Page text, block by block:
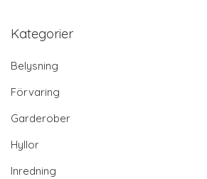
Kategorier
Belysning
Förvaring
Garderober
Hyllor
Inredning